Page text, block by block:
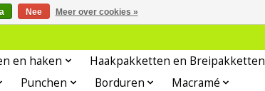
en haken
Haakpakketten en Breipakketten
Punchen Borduren
Macramé
Nee Meer over cookies »